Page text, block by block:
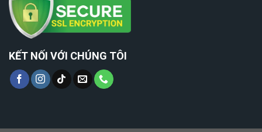
KẾT NỐI VỚI CHÚNG TÔI